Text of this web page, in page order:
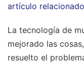
artículo relacionado
La tecnología de
mejorado las
resuelto el